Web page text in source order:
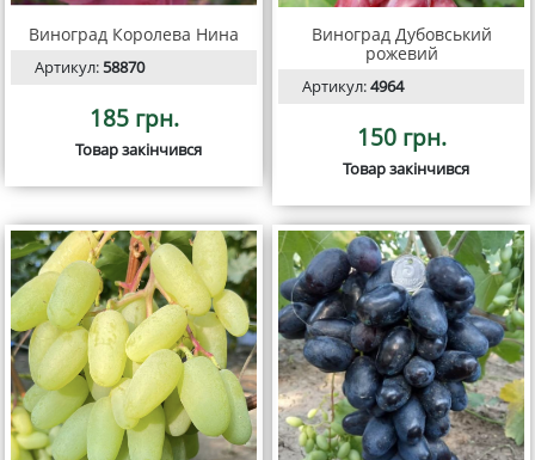
Виноград Королева Нина
Артикул:58870
185 грн.
Товар закінчився
Виноград Дубовський
рожевий
Артикул:4964
150 грн.
Товар закінчився